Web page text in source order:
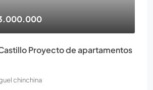
Proyecto de apartamentos
chinchina